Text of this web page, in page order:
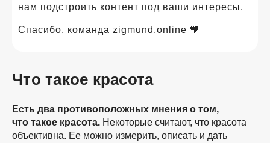
нам подстроить контент под ваши интересы.
Спасибо, команда zigmund.online 🧡
Что такое красота
Есть два противоположных мнения о том,
что такое красота. Некоторые считают, что красота
объективна. Ее можно измерить, описать и дать